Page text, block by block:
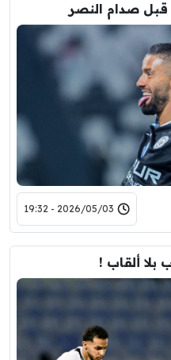
قبل صدام النصر
2026/05/03 - 19:32